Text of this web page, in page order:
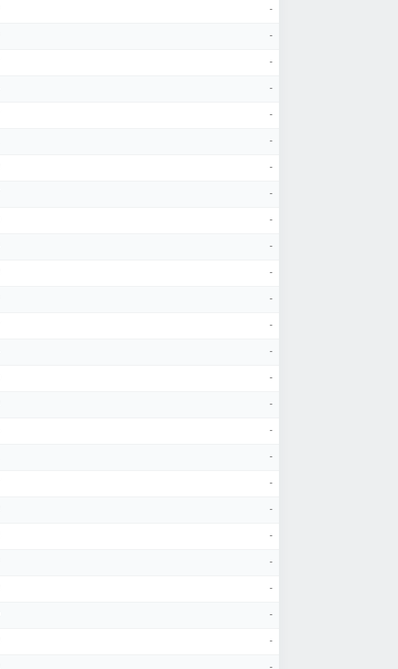
-
-
-
-
-
-
-
-
-
-
-
-
-
-
-
-
-
-
-
-
-
-
-
-
-